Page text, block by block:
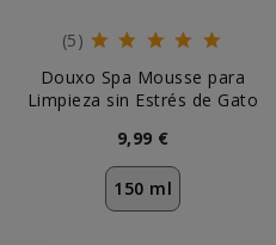
(5)
Douxo Spa Mousse para
Limpieza sin Estrés de Gato
9,99 €
150 ml